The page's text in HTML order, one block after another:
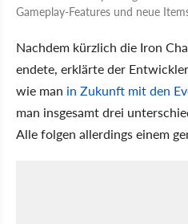
Gameplay-Features und neue
Nachdem kürzlich die Iron
endete, erklärte der
wie man in Zukunft mit den
man insgesamt drei
Alle folgen allerdings einem